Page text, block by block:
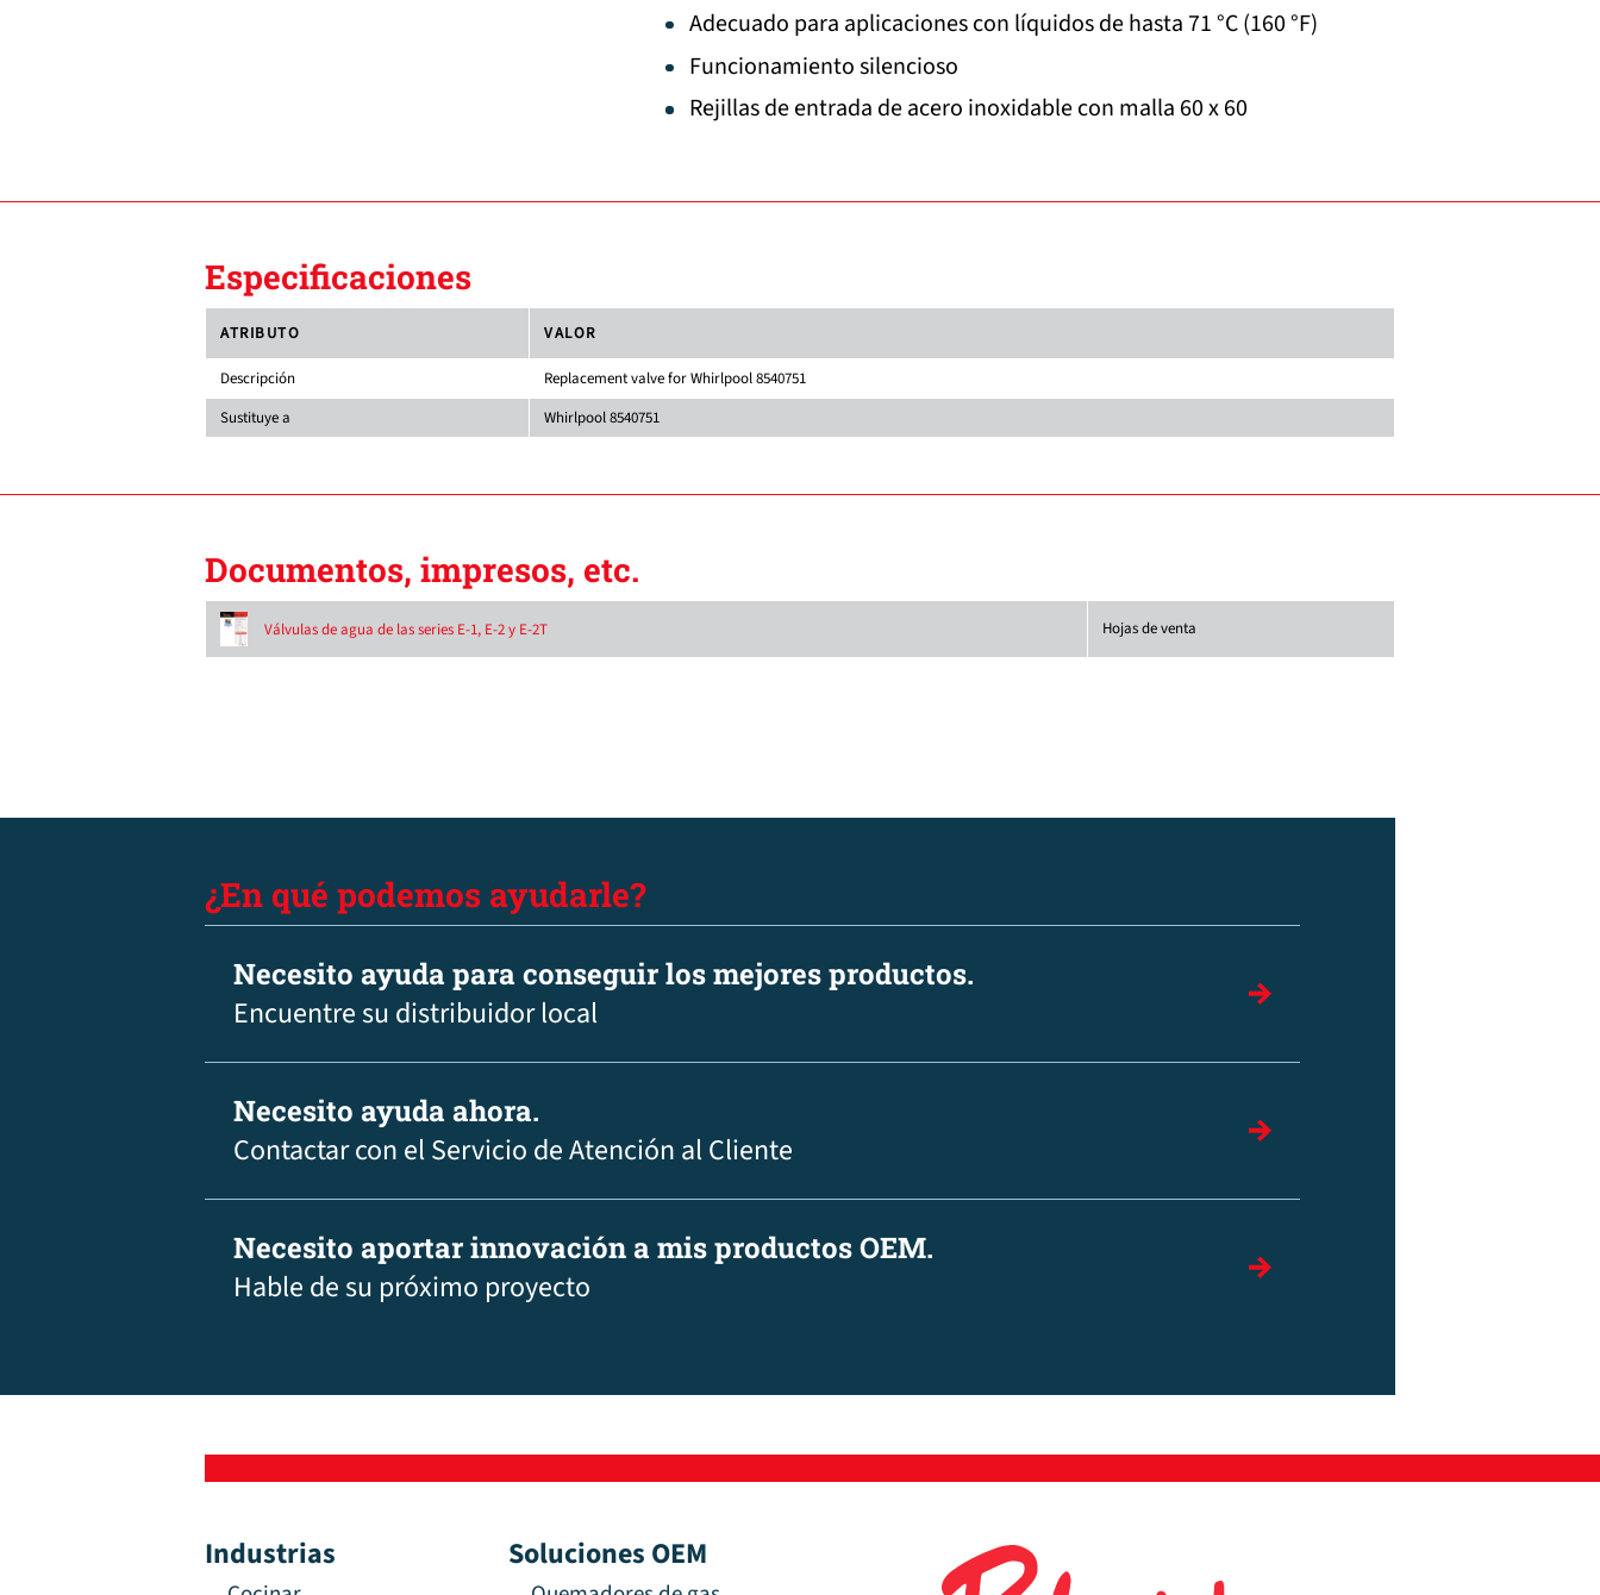
Adecuado para aplicaciones con líquidos de hasta 71 °C (160 °F)
Funcionamiento silencioso
Rejillas de entrada de acero inoxidable con malla 60 x 60
Especificaciones
ATRIBUTO VALOR
Descripción
Replacement valve for Whirlpool 8540751
Sustituye a
Whirlpool 8540751
Documentos, impresos, etc.
Válvulas de agua de las series E-1, E-2 y E-2T Hojas de venta
¿En qué podemos ayudarle?
Necesito ayuda para conseguir los mejores productos.
Encuentre su distribuidor local
Necesito ayuda ahora.
Contactar con el Servicio de Atención al Cliente
Necesito aportar innovación a mis productos OEM.
Hable de su próximo proyecto
Industrias Soluciones OEM